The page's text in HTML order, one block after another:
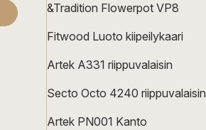
&Tradition Flowerpot VP8
Fitwood Luoto kiipeilykaari
Artek A331 riippuvalaisin
Secto Octo 4240 riippuvalaisin
Artek PN001 Kanto